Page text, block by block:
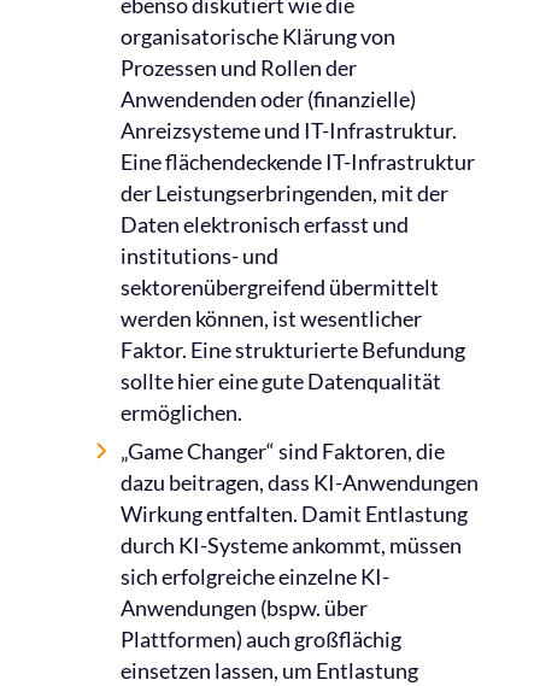
organisatorische Klärung von
Prozessen und Rollen der
Anwendenden oder (finanzielle)
Anreizsysteme und IT-Infrastruktur.
Eine flächendeckende IT-Infrastruktur
der Leistungserbringenden, mit der
Daten elektronisch erfasst und
institutions- und
sektorenübergreifend übermittelt
werden können, ist wesentlicher
Faktor. Eine strukturierte Befundung
sollte hier eine gute Datenqualität
ermöglichen.
„Game Changer“ sind Faktoren, die
dazu beitragen, dass KI-Anwendungen
Wirkung entfalten. Damit Entlastung
durch KI-Systeme ankommt, müssen
sich erfolgreiche einzelne KI-
Anwendungen (bspw. über
Plattformen) auch großflächig
einsetzen lassen, um Entlastung